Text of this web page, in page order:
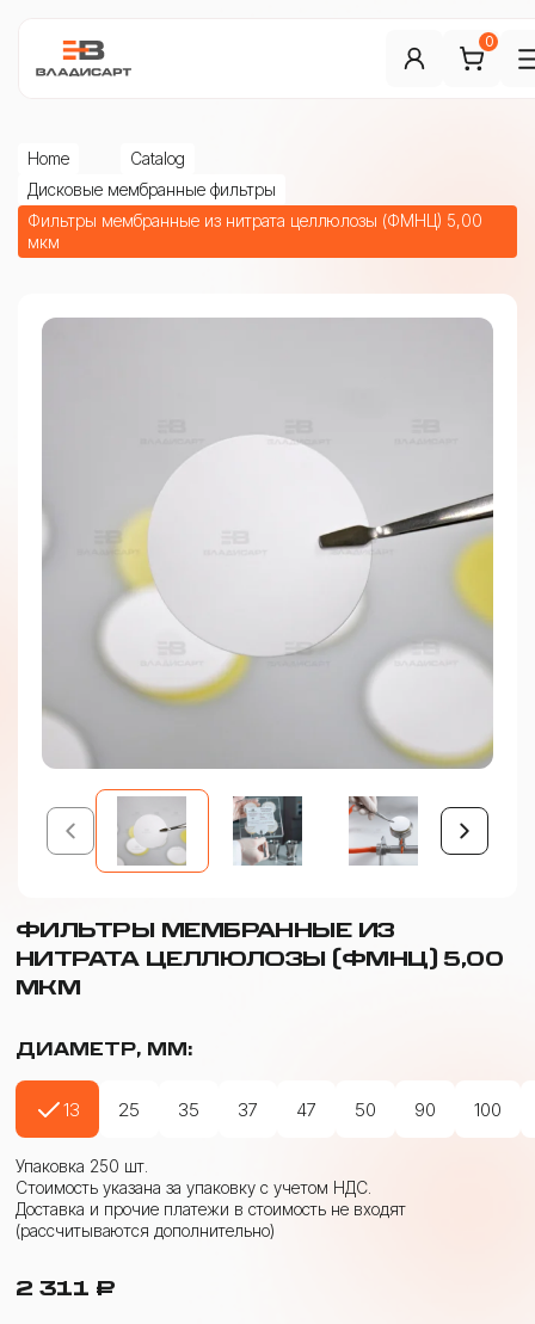
0
Home
Catalog
Дисковые мембранные фильтры
Фильтры мембранные из нитрата целлюлозы (ФМНЦ) 5,00
мкм
ФИЛЬТРЫ МЕМБРАННЫЕ ИЗ
НИТРАТА ЦЕЛЛЮЛОЗЫ (ФМНЦ) 5,00
МКМ
ДИАМЕТР, ММ:
13 25 35 37 47 50 90 100
Упаковка 250 шт.
Стоимость указана за упаковку с учетом НДС.
Доставка и прочие платежи в стоимость не входят
(рассчитываются дополнительно)
2 311 ₽